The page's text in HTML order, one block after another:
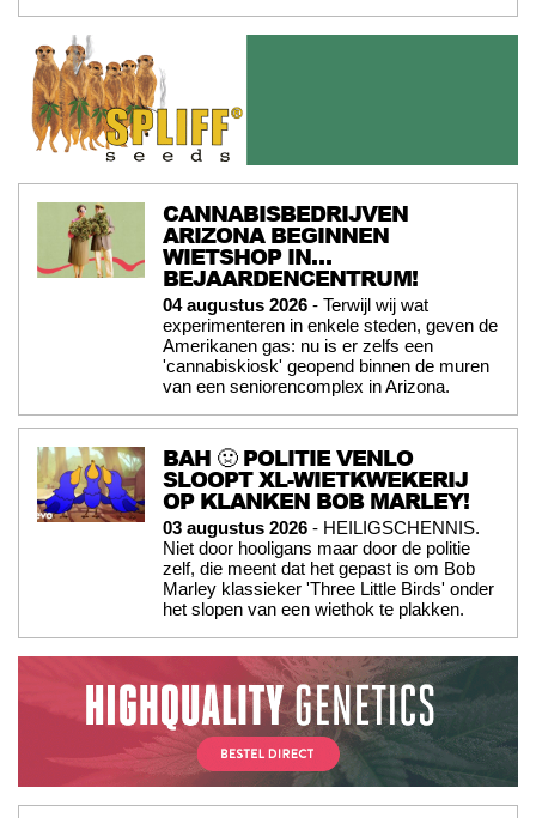
CANNABISBEDRIJVEN
ARIZONA BEGINNEN
WIETSHOP IN…
BEJAARDENCENTRUM!
04 augustus 2026 - Terwijl wij wat
experimenteren in enkele steden, geven de
Amerikanen gas: nu is er zelfs een
'cannabiskiosk' geopend binnen de muren
van een seniorencomplex in Arizona.
BAH 🤢 POLITIE VENLO
SLOOPT XL-WIETKWEKERIJ
OP KLANKEN BOB MARLEY!
03 augustus 2026 - HEILIGSCHENNIS.
Niet door hooligans maar door de politie
zelf, die meent dat het gepast is om Bob
Marley klassieker 'Three Little Birds' onder
het slopen van een wiethok te plakken.